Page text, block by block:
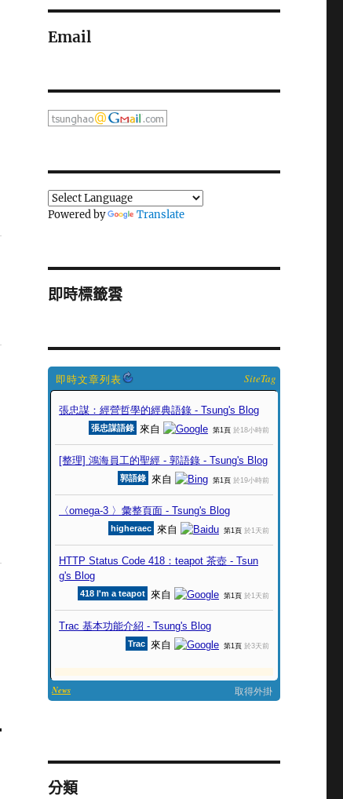
Email
Powered by Translate
即時標籤雲
SiteTag
分類